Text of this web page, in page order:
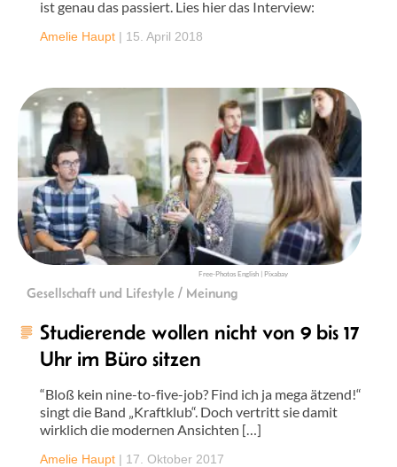
ist genau das passiert. Lies hier das Interview:
Amelie Haupt | 15. April 2018
Free-Photos English | Pixabay
Gesellschaft und Lifestyle / Meinung
Studierende wollen nicht von 9 bis 17
Uhr im Büro sitzen
“Bloß kein nine-to-five-job? Find ich ja mega ätzend!“
singt die Band „Kraftklub“. Doch vertritt sie damit
wirklich die modernen Ansichten […]
Amelie Haupt | 17. Oktober 2017